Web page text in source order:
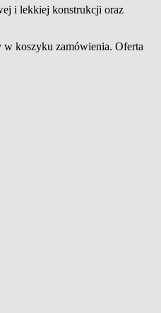
i lekkiej konstrukcji oraz
w koszyku zamówienia. Oferta